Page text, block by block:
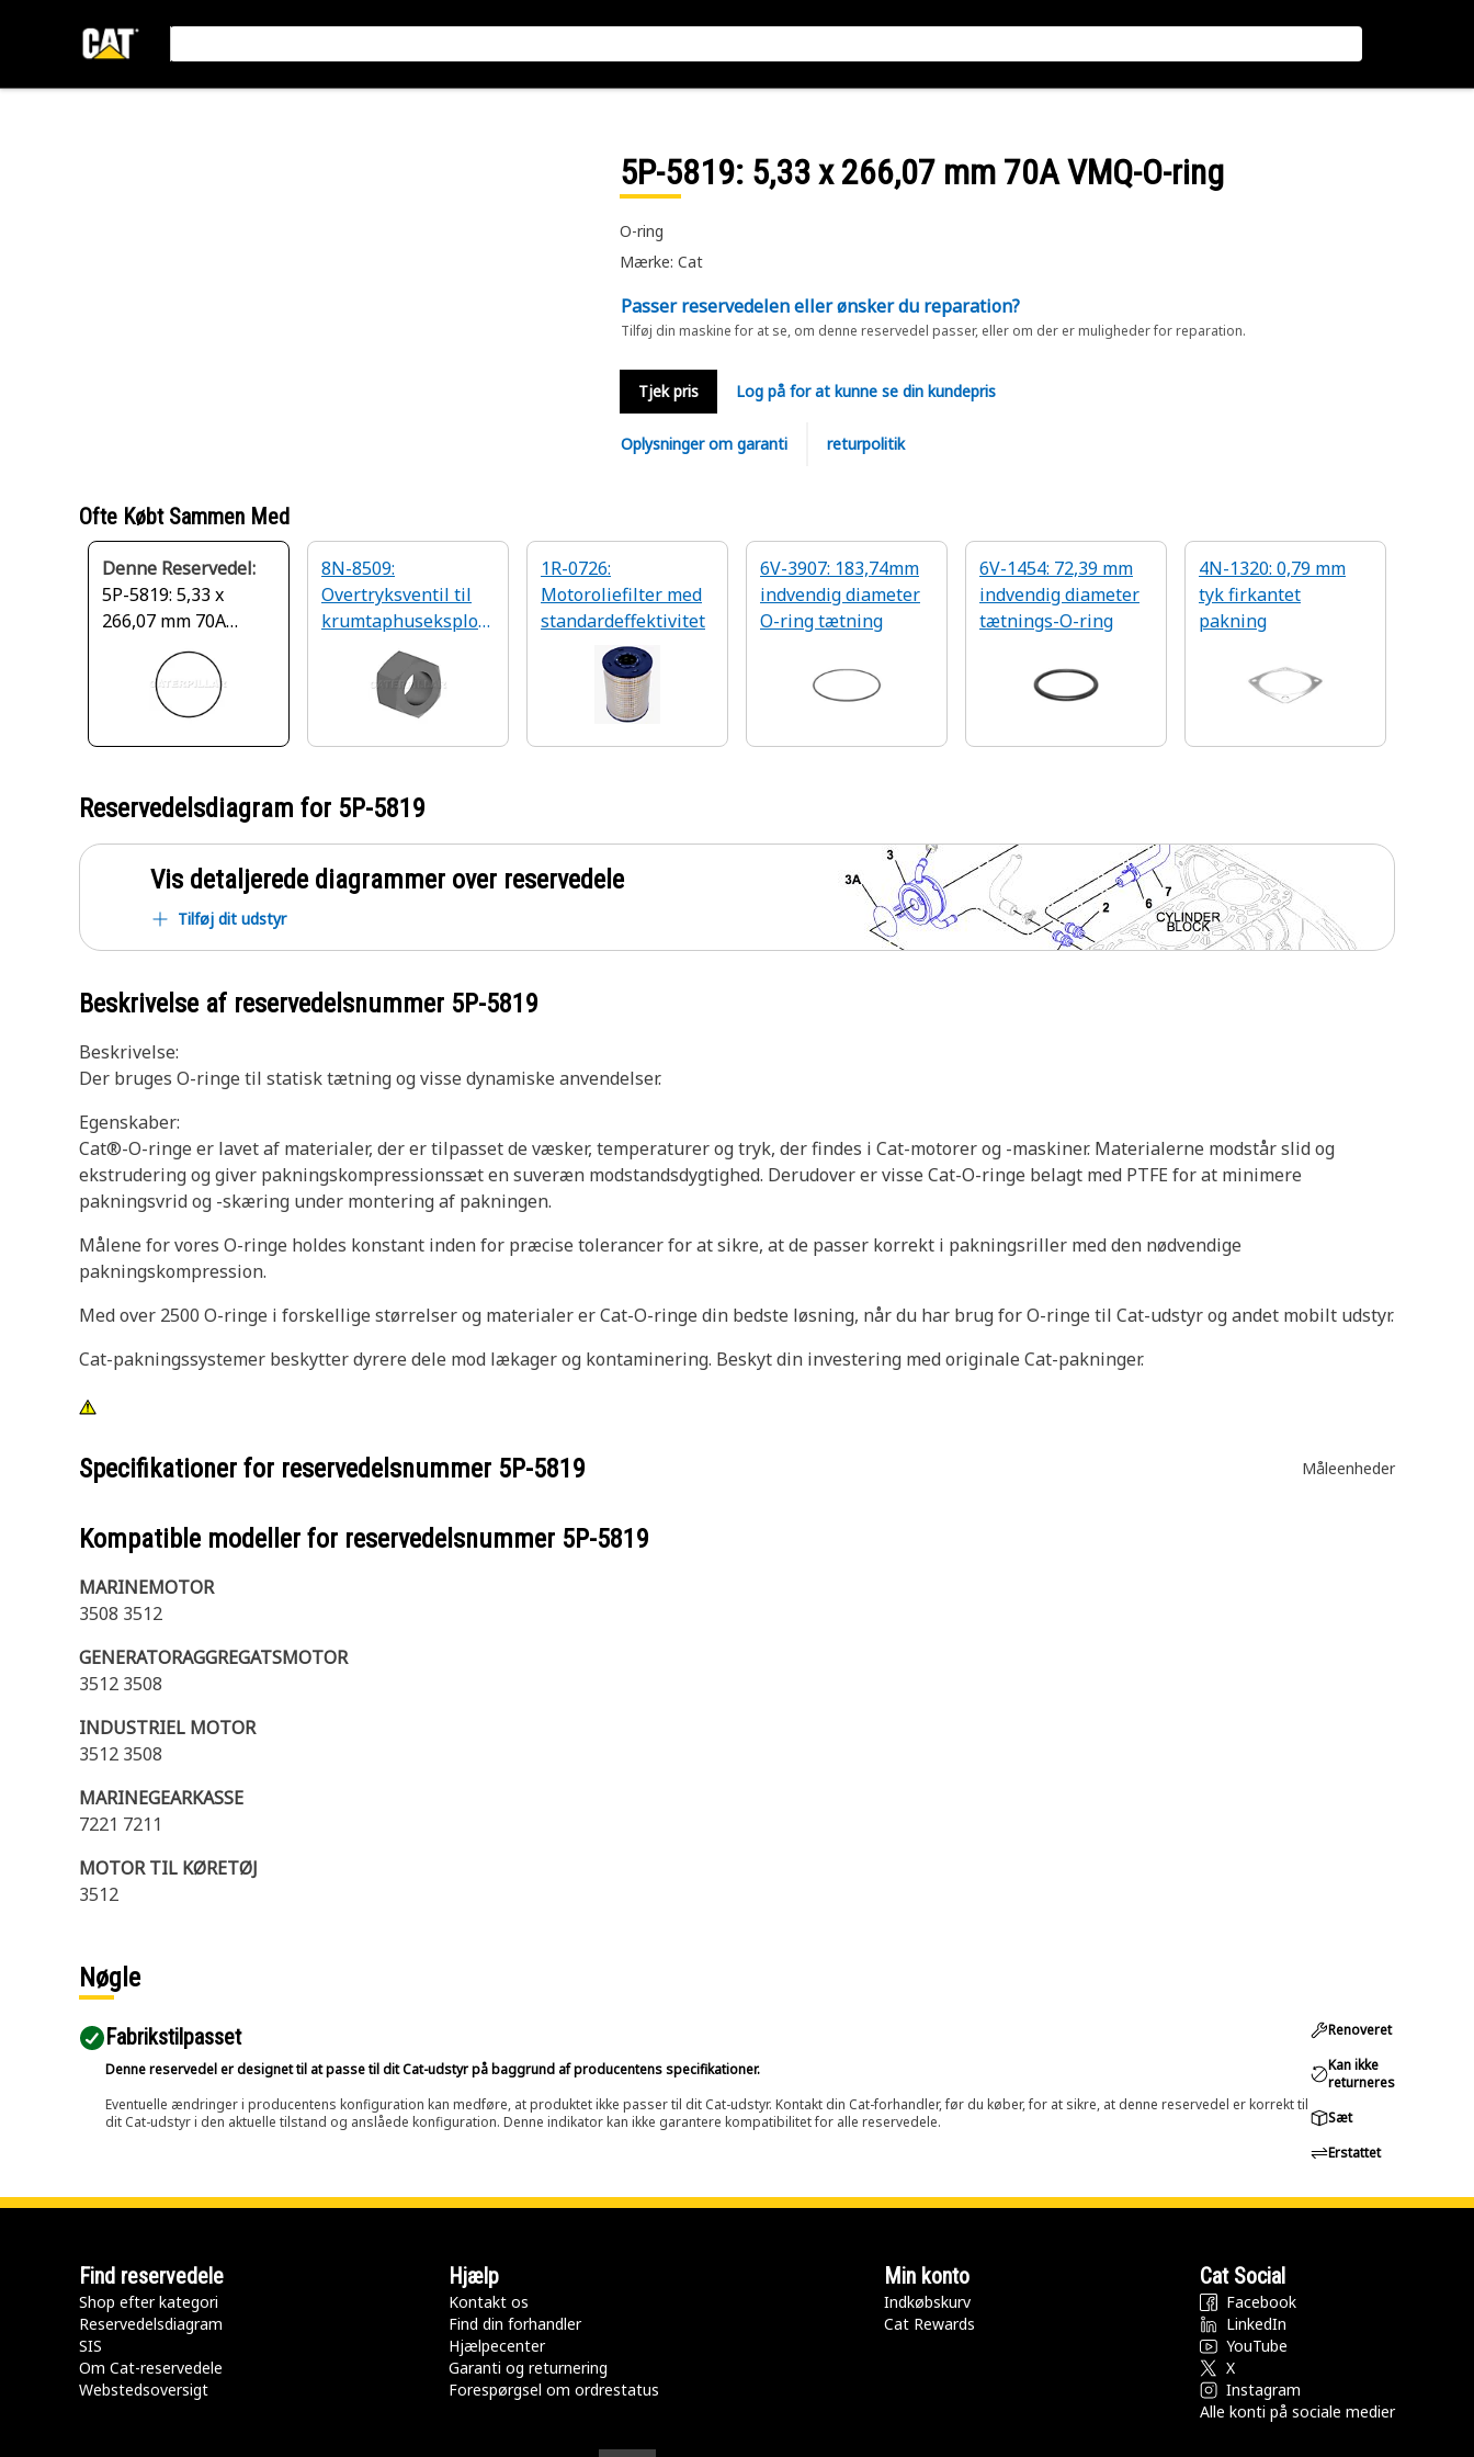
5P-5819: 5,33 x 266,07 mm 70A VMQ-O-ring
O-ring
Mærke: Cat
Passer reservedelen eller ønsker du reparation?
Tilføj din maskine for at se, om denne reservedel passer, eller om der er muligheder for reparation.
Tjek pris Log på for at kunne se din kundepris
Oplysninger om garanti returpolitik
Ofte Købt Sammen Med
Denne Reservedel:
5P-5819: 5,33 x
266,07 mm 70A
VMQ-O-ring
8N-8509:
Overtryksventil til
krumtaphuseksplosi
1R-0726:
Motoroliefilter med
standardeffektivitet
6V-3907: 183,74mm
indvendig diameter
O-ring tætning
6V-1454: 72,39 mm
indvendig diameter
tætnings-O-ring
4N-1320: 0,79 mm
tyk firkantet
pakning
Reservedelsdiagram for 5P-5819
Vis detaljerede diagrammer over reservedele
Tilføj dit udstyr
Beskrivelse af reservedelsnummer 5P-5819
Beskrivelse:
Der bruges O-ringe til statisk tætning og visse dynamiske anvendelser.
Egenskaber:
Cat®-O-ringe er lavet af materialer, der er tilpasset de væsker, temperaturer og tryk, der findes i Cat-motorer og -maskiner. Materialerne modstår slid og
ekstrudering og giver pakningskompressionssæt en suveræn modstandsdygtighed. Derudover er visse Cat-O-ringe belagt med PTFE for at minimere
pakningsvrid og -skæring under montering af pakningen.
Målene for vores O-ringe holdes konstant inden for præcise tolerancer for at sikre, at de passer korrekt i pakningsriller med den nødvendige
pakningskompression.
Med over 2500 O-ringe i forskellige størrelser og materialer er Cat-O-ringe din bedste løsning, når du har brug for O-ringe til Cat-udstyr og andet mobilt udstyr.
Cat-pakningssystemer beskytter dyrere dele mod lækager og kontaminering. Beskyt din investering med originale Cat-pakninger.
Specifikationer for reservedelsnummer 5P-5819 Måleenheder
Kompatible modeller for reservedelsnummer 5P-5819
MARINEMOTOR
3508 3512
GENERATORAGGREGATSMOTOR
3512 3508
INDUSTRIEL MOTOR
3512 3508
MARINEGEARKASSE
7221 7211
MOTOR TIL KØRETØJ
3512
Nøgle
Fabrikstilpasset
Denne reservedel er designet til at passe til dit Cat-udstyr på baggrund af producentens specifikationer.
Eventuelle ændringer i producentens konfiguration kan medføre, at produktet ikke passer til dit Cat-udstyr. Kontakt din Cat-forhandler, før du køber, for at sikre, at denne reservedel er korrekt til
dit Cat-udstyr i den aktuelle tilstand og anslåede konfiguration. Denne indikator kan ikke garantere kompatibilitet for alle reservedele.
Renoveret
Kan ikke
returneres
Sæt
Erstattet
Find reservedele
Shop efter kategori
Reservedelsdiagram
SIS
Om Cat-reservedele
Webstedsoversigt
Hjælp
Kontakt os
Find din forhandler
Hjælpecenter
Garanti og returnering
Forespørgsel om ordrestatus
Min konto
Indkøbskurv
Cat Rewards
Cat Social
Facebook
LinkedIn
YouTube
X
Instagram
Alle konti på sociale medier